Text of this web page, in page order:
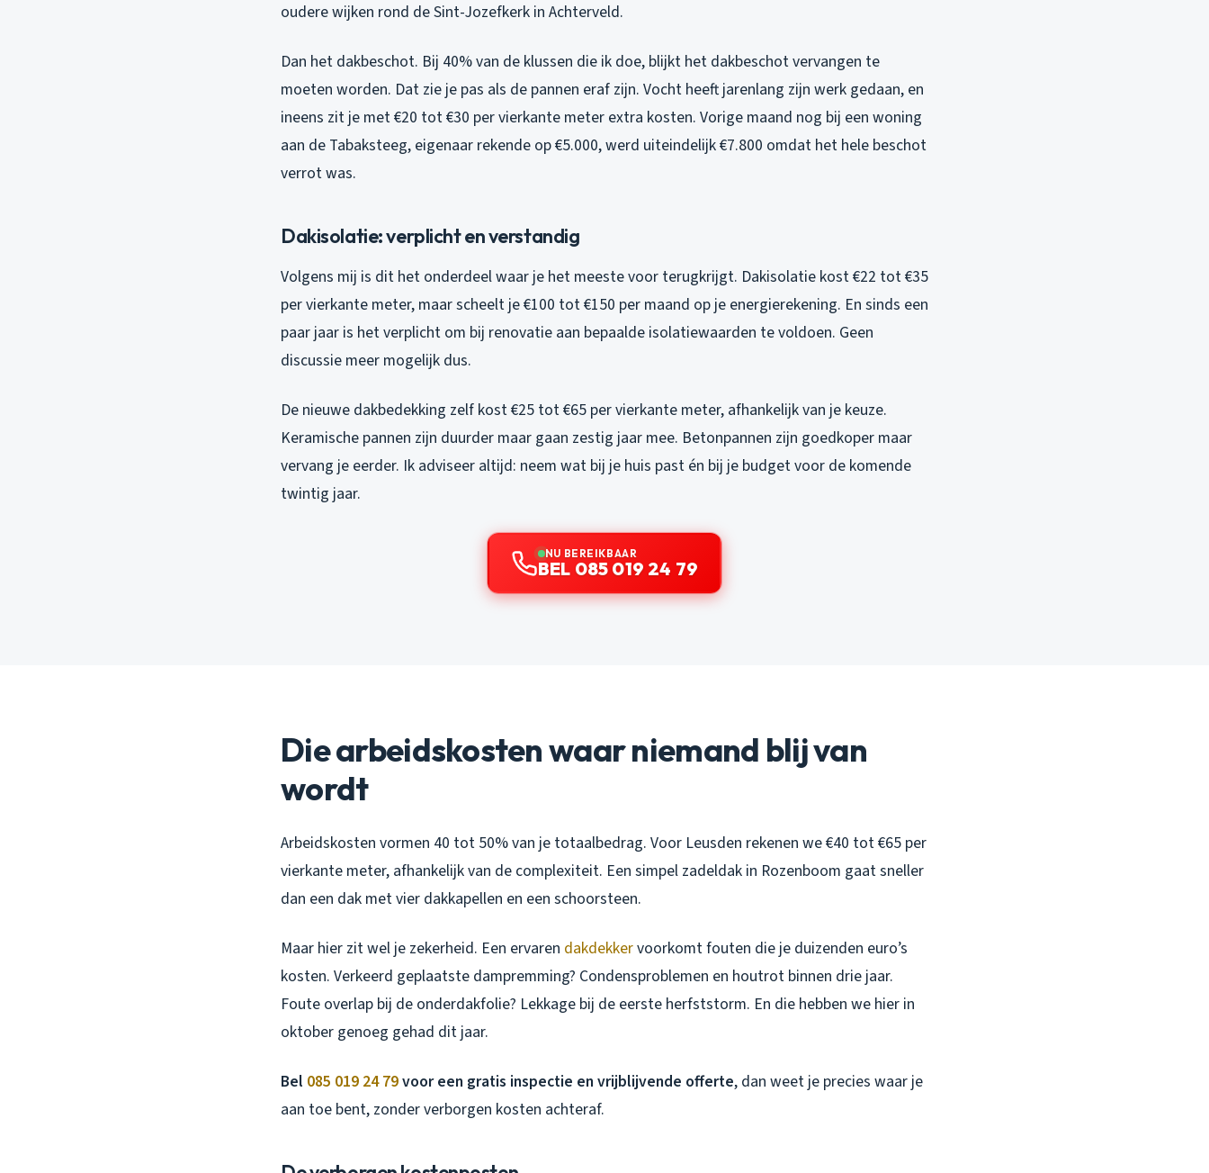
oudere wijken rond de Sint-Jozefkerk in Achterveld.
Dan het dakbeschot. Bij 40% van de klussen die ik doe, blijkt het dakbeschot vervangen te
moeten worden. Dat zie je pas als de pannen eraf zijn. Vocht heeft jarenlang zijn werk gedaan, en
ineens zit je met €20 tot €30 per vierkante meter extra kosten. Vorige maand nog bij een woning
aan de Tabaksteeg, eigenaar rekende op €5.000, werd uiteindelijk €7.800 omdat het hele beschot
verrot was.
Dakisolatie: verplicht en verstandig
Volgens mij is dit het onderdeel waar je het meeste voor terugkrijgt. Dakisolatie kost €22 tot €35
per vierkante meter, maar scheelt je €100 tot €150 per maand op je energierekening. En sinds een
paar jaar is het verplicht om bij renovatie aan bepaalde isolatiewaarden te voldoen. Geen
discussie meer mogelijk dus.
De nieuwe dakbedekking zelf kost €25 tot €65 per vierkante meter, afhankelijk van je keuze.
Keramische pannen zijn duurder maar gaan zestig jaar mee. Betonpannen zijn goedkoper maar
vervang je eerder. Ik adviseer altijd: neem wat bij je huis past én bij je budget voor de komende
twintig jaar.
NU BEREIKBAAR
BEL 085 019 24 79
Die arbeidskosten waar niemand blij van
wordt
Arbeidskosten vormen 40 tot 50% van je totaalbedrag. Voor Leusden rekenen we €40 tot €65 per
vierkante meter, afhankelijk van de complexiteit. Een simpel zadeldak in Rozenboom gaat sneller
dan een dak met vier dakkapellen en een schoorsteen.
Maar hier zit wel je zekerheid. Een ervaren dakdekkervoorkomt fouten die je duizenden euro’s
kosten. Verkeerd geplaatste dampremming? Condensproblemen en houtrot binnen drie jaar.
Foute overlap bij de onderdakfolie? Lekkage bij de eerste herfststorm. En die hebben we hier in
oktober genoeg gehad dit jaar.
Bel 085 019 24 79voor een gratis inspectie en vrijblijvende offerte, dan weet je precies waar je
aan toe bent, zonder verborgen kosten achteraf.